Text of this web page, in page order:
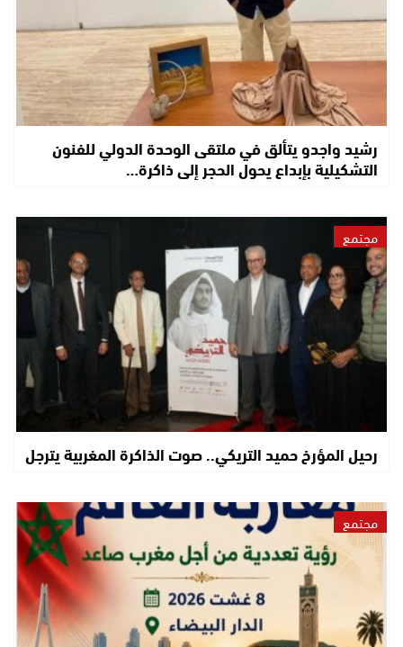
رشيد واجدو يتألق في ملتقى الوحدة الدولي للفنون
التشكيلية بإبداع يحول الحجر إلى ذاكرة…
مجتمع
رحيل المؤرخ حميد التريكي.. صوت الذاكرة المغربية يترجل
مجتمع